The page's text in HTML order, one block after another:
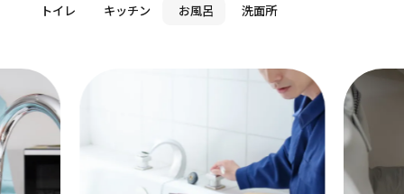
トイレ キッチン お風呂 洗面所